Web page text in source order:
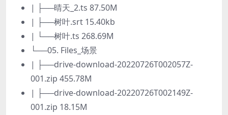
| ├──晴天_2.ts 87.50M
| ├──树叶.srt 15.40kb
| └──树叶.ts 268.69M
└──05. Files_场景
| ├──drive-download-20220726T002057Z-
001.zip 455.78M
| ├──drive-download-20220726T002149Z-
001.zip 18.15M